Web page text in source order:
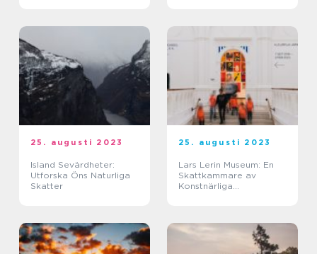
25. augusti 2023
Island Sevärdheter:
Utforska Öns Naturliga
Skatter
25. augusti 2023
Lars Lerin Museum: En
Skattkammare av
Konstnärliga